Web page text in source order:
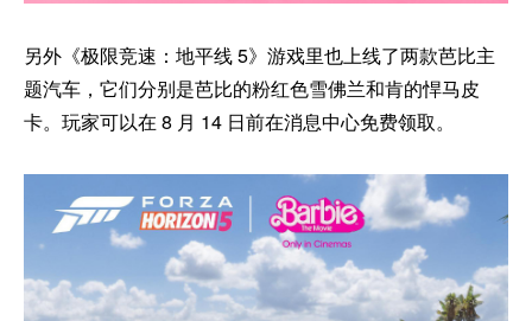
另外《极限竞速：地平线 5》游戏里也上线了两款芭比主
题汽车，它们分别是芭比的粉红色雪佛兰和肯的悍马皮
卡。玩家可以在 8 月 14 日前在消息中心免费领取。